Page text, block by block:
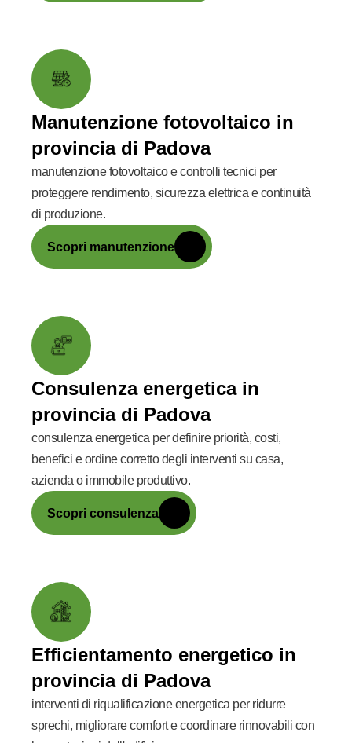
Manutenzione fotovoltaico in
provincia di Padova
manutenzione fotovoltaico e controlli tecnici per
proteggere rendimento, sicurezza elettrica e continuità
di produzione.
Scopri manutenzione
Consulenza energetica in
provincia di Padova
consulenza energetica per definire priorità, costi,
benefici e ordine corretto degli interventi su casa,
azienda o immobile produttivo.
Scopri consulenza
Efficientamento energetico in
provincia di Padova
interventi di riqualificazione energetica per ridurre
sprechi, migliorare comfort e coordinare rinnovabili con